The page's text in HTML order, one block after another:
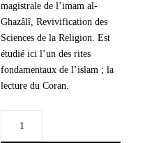
magistrale de l’imam al-
Ghazâlî, Revivification des
Sciences de la Religion. Est
étudié ici l’un des rites
fondamentaux de l’islam ; la
lecture du Coran.